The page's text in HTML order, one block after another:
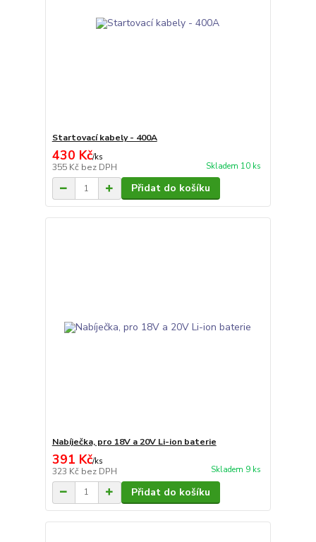
Startovací kabely - 400A
430 Kč/ks
355 Kč bez DPH Skladem 10 ks
Přidat do košíku
Nabíječka, pro 18V a 20V Li-ion baterie
391 Kč/ks
323 Kč bez DPH Skladem 9 ks
Přidat do košíku